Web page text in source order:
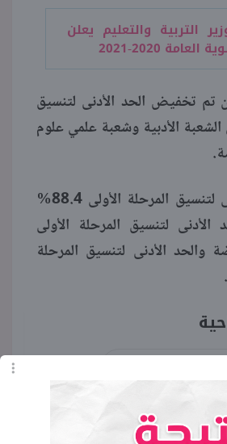
التربية والتعليم يعلن
2020-2021
تم تخفيض الحد الأدنى لتنسيق
الشعبة الأدبية وشعبة علمي علوم
ويكون الحد الأدنى لتنسيق المرحلة الأولى 88.4%
لتنسيق المرحلة الأولى
والحد الأدنى لتنسيق المرحلة
الثانوية العامة 2021